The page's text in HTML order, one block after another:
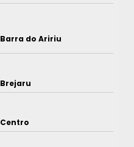
Barra do Aririu
Brejaru
Centro